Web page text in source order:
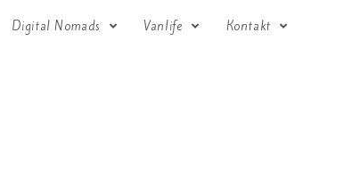
Digital Nomads Vanlife Kontakt